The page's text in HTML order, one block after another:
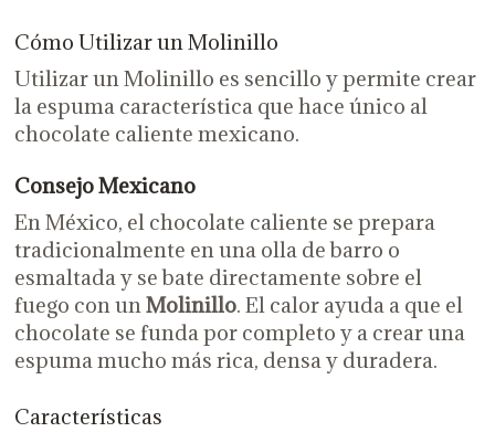
Cómo Utilizar un Molinillo
Utilizar un Molinillo es sencillo y permite crear
la espuma característica que hace único al
chocolate caliente mexicano.
Consejo Mexicano
En México, el chocolate caliente se prepara
tradicionalmente en una olla de barro o
esmaltada y se bate directamente sobre el
fuego con unMolinillo. El calor ayuda a que el
chocolate se funda por completo y a crear una
espuma mucho más rica, densa y duradera.
Características